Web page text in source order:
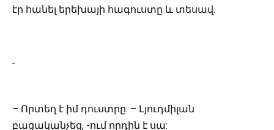
էր հանել երեխայի հագուստը և տեսավ.
– Որտեղ է իմ դուստրը: – Լյուդմիլան
բացականչեց, -ում որդին է սա: